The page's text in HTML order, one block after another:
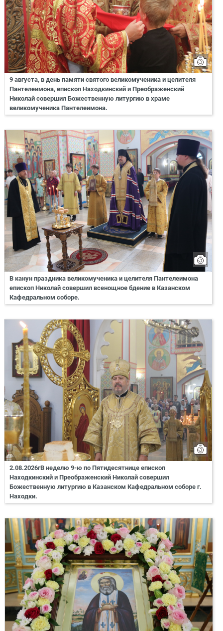
9 августа, в день памяти святого великомученика и целителя
Пантелеимона, епископ Находкинский и Преображенский
Николай совершил Божественную литургию в храме
великомученика Пантелеимона.
В канун праздника великомученика и целителя Пантелеимона
епископ Николай совершил всенощное бдение в Казанском
Кафедральном соборе.
2.08.2026гВ неделю 9-ю по Пятидесятнице епископ
Находкинский и Преображенский Николай совершил
Божественную литургию в Казанском Кафедральном соборе г.
Находки.